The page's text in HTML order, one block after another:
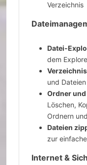
Verzeichnis
Datei-
dem
und
Ordner
Löschen,
Ordnern
Dateien
zur
Internet &